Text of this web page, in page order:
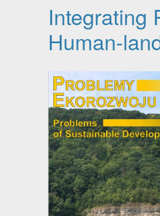
Integrating
Human-
Article